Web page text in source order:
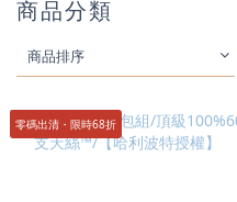
可機洗的獨立筒枕！全新天
暖心父親節・天絲全系列＆純
下單 父
商品分類
商品排序
零碼出清・限時68折